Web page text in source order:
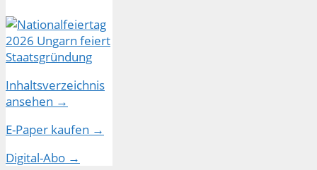
Inhaltsverzeichnis
ansehen →
E-Paper kaufen →
Digital-Abo →